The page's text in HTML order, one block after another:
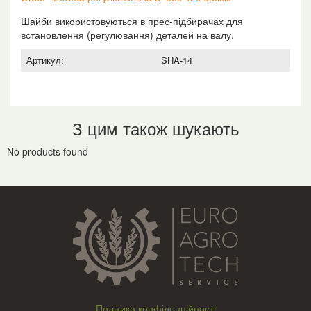
Шайби використовуються в прес-підбирачах для
встановлення (регулювання) деталей на валу.
Артикул: SHA-14
З цим також шукають
No products found
Політика конфіденційності